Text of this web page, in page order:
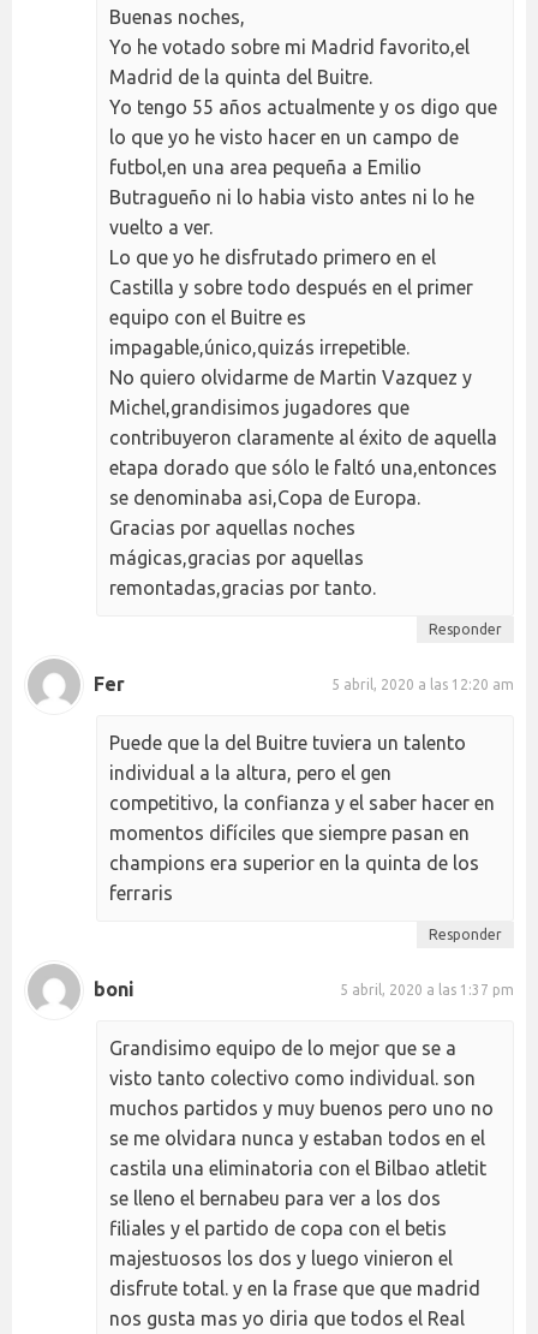
Buenas noches,
Yo he votado sobre mi Madrid favorito,el
Madrid de la quinta del Buitre.
Yo tengo 55 años actualmente y os digo que
lo que yo he visto hacer en un campo de
futbol,en una area pequeña a Emilio
Butragueño ni lo habia visto antes ni lo he
vuelto a ver.
Lo que yo he disfrutado primero en el
Castilla y sobre todo después en el primer
equipo con el Buitre es
impagable,único,quizás irrepetible.
No quiero olvidarme de Martin Vazquez y
Michel,grandisimos jugadores que
contribuyeron claramente al éxito de aquella
etapa dorado que sólo le faltó una,entonces
se denominaba asi,Copa de Europa.
Gracias por aquellas noches
mágicas,gracias por aquellas
remontadas,gracias por tanto.
Responder
Fer 5 abril, 2020 a las 12:20 am
Puede que la del Buitre tuviera un talento
individual a la altura, pero el gen
competitivo, la confianza y el saber hacer en
momentos difíciles que siempre pasan en
champions era superior en la quinta de los
ferraris
Responder
boni 5 abril, 2020 a las 1:37 pm
Grandisimo equipo de lo mejor que se a
visto tanto colectivo como individual. son
muchos partidos y muy buenos pero uno no
se me olvidara nunca y estaban todos en el
castila una eliminatoria con el Bilbao atletit
se lleno el bernabeu para ver a los dos
filiales y el partido de copa con el betis
majestuosos los dos y luego vinieron el
disfrute total. y en la frase que que madrid
nos gusta mas yo diria que todos el Real